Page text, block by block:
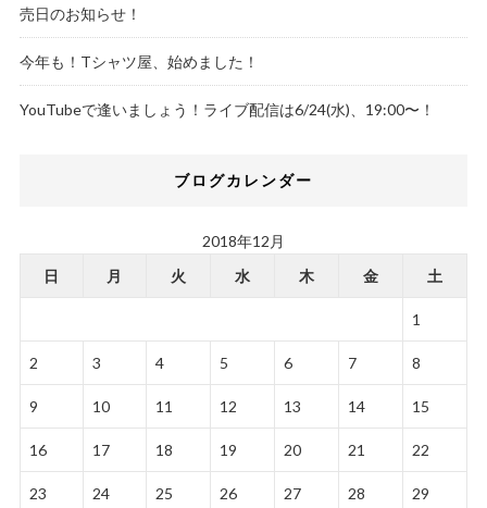
売日のお知らせ！
今年も！Tシャツ屋、始めました！
YouTubeで逢いましょう！ライブ配信は6/24(水)、19:00〜！
ブログカレンダー
2018年12月
日
月 火 水 木 金 土
1
2 3 4 5 6 7 8
9 10 11 12 13 14 15
16 17 18 19 20 21 22
23 24 25 26 27 28 29